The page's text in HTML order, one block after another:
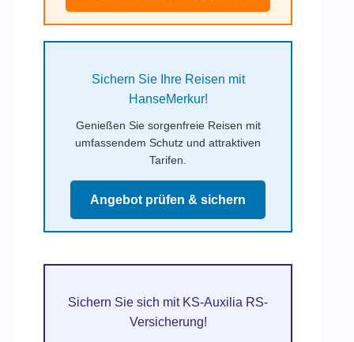
Sichern Sie Ihre Reisen mit
HanseMerkur!
Genießen Sie sorgenfreie Reisen mit
umfassendem Schutz und attraktiven
Tarifen.
Angebot prüfen & sichern
Sichern Sie sich mit KS-Auxilia RS-
Versicherung!